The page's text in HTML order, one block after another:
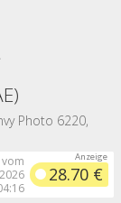
Photo 6220,
vom
28.70 €